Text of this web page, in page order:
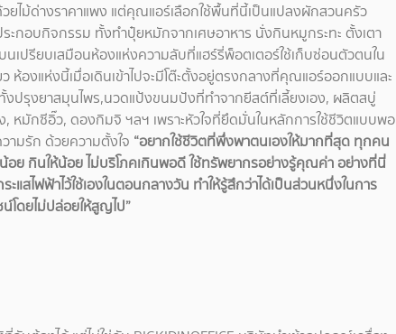
ยไม้ด่างราคาแพง แต่คุณแอร์เลือกใช้พื้นที่นี้เป็นแปลงผักสวนครัว
ะกอบกิจกรรม ทั้งทำปุ๋ยหมักจากเศษอาหาร นั่งกินหมูกระทะ ตั้งเตา
นเปรียบเสมือนห้องแห่งความลับที่แฮร์รี่พ็อตเตอร์ใช้เก็บซ่อนตัวตนใน
ห้องแห่งนี้เมื่อเดินเข้าไปจะมีโต๊ะตั้งอยู่ตรงกลางที่คุณแอร์ออกแบบและ
ทั้งปรุงยาสมุนไพร,นวดแป้งขนมปังที่ทำจากยีสต์ที่เลี้ยงเอง, ผลิตสบู่
หมักซีอิ๊ว, ดองกิมจิ ฯลฯ เพราะหัวใจที่ยึดมั่นในหลักการใช้ชีวิตแบบพอ
มรัก ด้วยความตั้งใจ “อยากใช้ชีวิตที่พึ่งพาตนเองให้มากที่สุด ทุกคน
อย กินให้น้อย ไม่บริโภคเกินพอดี ใช้ทรัพยากรอย่างรู้คุณค่า อย่างที่นี่
สไฟฟ้าไว้ใช้เองในตอนกลางวัน ทำให้รู้สึกว่าได้เป็นส่วนหนึ่งในการ
โดยไม่ปล่อยให้สูญไป”